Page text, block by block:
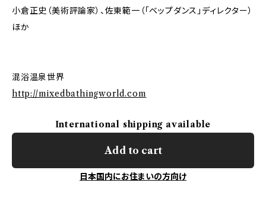
小倉正史（美術評論家）、佐東範一（「ベップダンス」ディレクター）
ほか
混浴温泉世界
http://mixedbathingworld.com
International shipping available
Add to cart
日本国内にお住まいの方向け